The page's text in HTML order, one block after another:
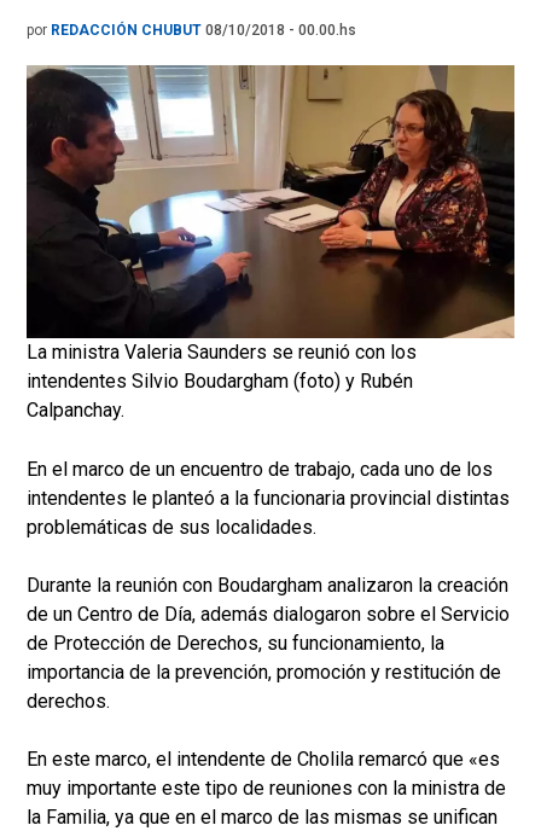
por REDACCIÓN CHUBUT 08/10/2018 - 00.00.hs
La ministra Valeria Saunders se reunió con los
intendentes Silvio Boudargham (foto) y Rubén
Calpanchay.
En el marco de un encuentro de trabajo, cada uno de los
intendentes le planteó a la funcionaria provincial distintas
problemáticas de sus localidades.
Durante la reunión con Boudargham analizaron la creación
de un Centro de Día, además dialogaron sobre el Servicio
de Protección de Derechos, su funcionamiento, la
importancia de la prevención, promoción y restitución de
derechos.
En este marco, el intendente de Cholila remarcó que «es
muy importante este tipo de reuniones con la ministra de
la Familia, ya que en el marco de las mismas se unifican